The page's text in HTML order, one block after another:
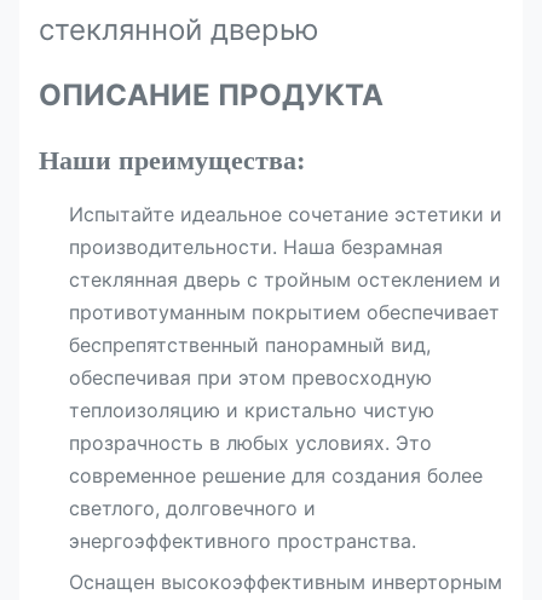
стеклянной дверью
ОПИСАНИЕ ПРОДУКТА
Наши преимущества:
Испытайте идеальное сочетание эстетики и
производительности. Наша безрамная
стеклянная дверь с тройным остеклением и
противотуманным покрытием обеспечивает
беспрепятственный панорамный вид,
обеспечивая при этом превосходную
теплоизоляцию и кристально чистую
прозрачность в любых условиях. Это
современное решение для создания более
светлого, долговечного и
энергоэффективного пространства.
Оснащен высокоэффективным инверторным